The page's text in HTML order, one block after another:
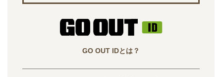
GO OUT IDとは？